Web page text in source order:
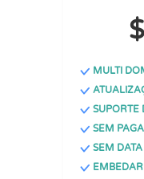
MULTI
SUPORTE
SEM
SEM